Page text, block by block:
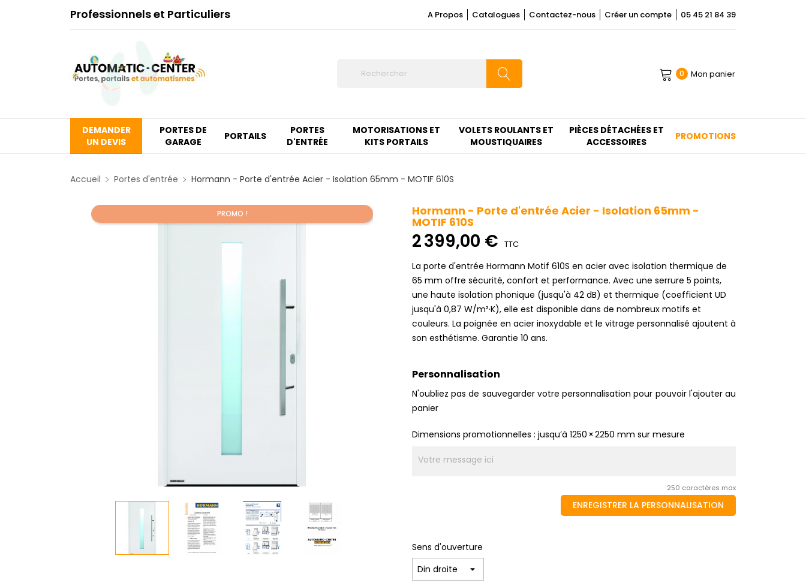
Professionnels et Particuliers A Propos Catalogues Contactez-nous Créer un compte 05 45 21 84 39
0 Mon panier
DEMANDER
UN DEVIS
PORTES DE
GARAGE
PORTAILS
PORTES
D'ENTRÉE
MOTORISATIONS ET
KITS PORTAILS
VOLETS ROULANTS ET
MOUSTIQUAIRES
PIÈCES DÉTACHÉES ET
ACCESSOIRES
PROMOTIONS
Accueil Portes d'entrée Hormann - Porte d'entrée Acier - Isolation 65mm - MOTIF 610S
PROMO !
Promo !
Hormann - Porte d'entrée Acier - Isolation 65mm -
MOTIF 610S
2 399,00 € TTC
La porte d'entrée Hormann Motif 610S en acier avec isolation thermique de
65 mm offre sécurité, confort et performance. Avec une serrure 5 points,
une haute isolation phonique (jusqu'à 42 dB) et thermique (coefficient UD
jusqu'à 0,87 W/m²·K), elle est disponible dans de nombreux motifs et
couleurs. La poignée en acier inoxydable et le vitrage personnalisé ajoutent à
son esthétisme. Garantie 10 ans.
Personnalisation
N'oubliez pas de sauvegarder votre personnalisation pour pouvoir l'ajouter au
panier
Dimensions promotionnelles : jusqu’à 1250 × 2250 mm sur mesure
250 caractères max
ENREGISTRER LA PERSONNALISATION
Sens d'ouverture